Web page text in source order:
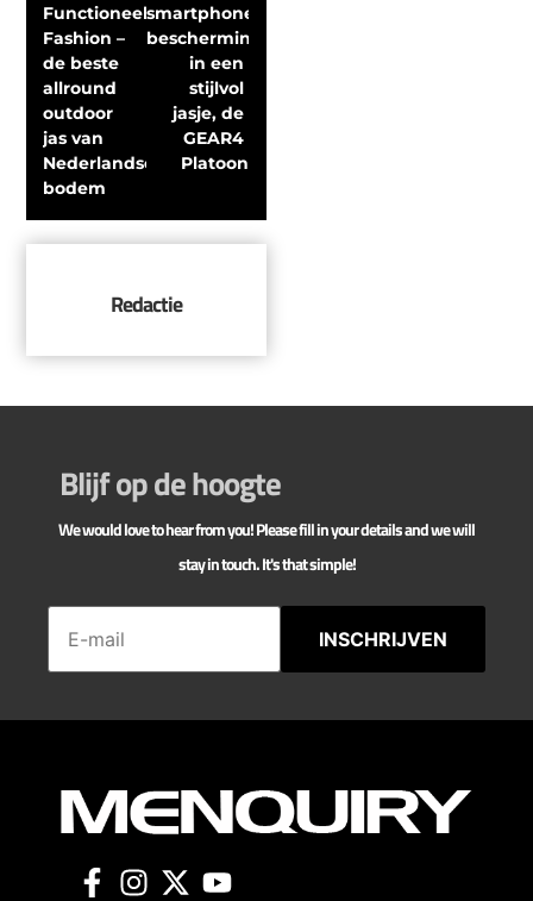
Functioneel
Fashion –
de beste
allround
outdoor
jas van
Nederlandse
bodem
smartphone
bescherming
in een
stijlvol
jasje, de
GEAR4
Platoon
Redactie
Blijf op de hoogte
We would love to hear from you! Please fill in your details and we will
stay in touch. It's that simple!
INSCHRIJVEN